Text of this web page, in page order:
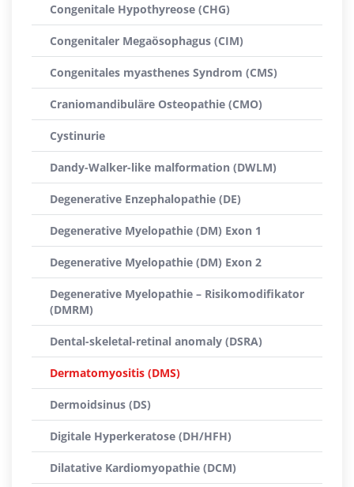
Congenitale Hypothyreose (CHG)
Congenitaler Megaösophagus (CIM)
Congenitales myasthenes Syndrom (CMS)
Craniomandibuläre Osteopathie (CMO)
Cystinurie
Dandy-Walker-like malformation (DWLM)
Degenerative Enzephalopathie (DE)
Degenerative Myelopathie (DM) Exon 1
Degenerative Myelopathie (DM) Exon 2
Degenerative Myelopathie – Risikomodifikator
(DMRM)
Dental-skeletal-retinal anomaly (DSRA)
Dermatomyositis (DMS)
Dermoidsinus (DS)
Digitale Hyperkeratose (DH/HFH)
Dilatative Kardiomyopathie (DCM)